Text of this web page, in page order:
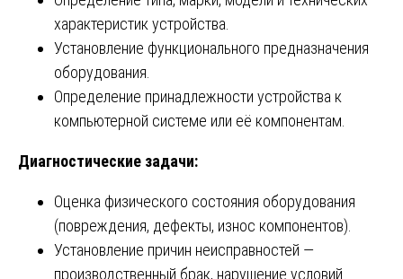
характеристик устройства.
Установление функционального предназначения
оборудования.
Определение принадлежности устройства к
компьютерной системе или её компонентам.
Диагностические задачи:
Оценка физического состояния оборудования
(повреждения, дефекты, износ компонентов).
Установление причин неисправностей —
производственный брак, нарушение условий